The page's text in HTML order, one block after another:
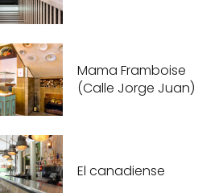
Mama Framboise
(Calle Jorge Juan)
El canadiense